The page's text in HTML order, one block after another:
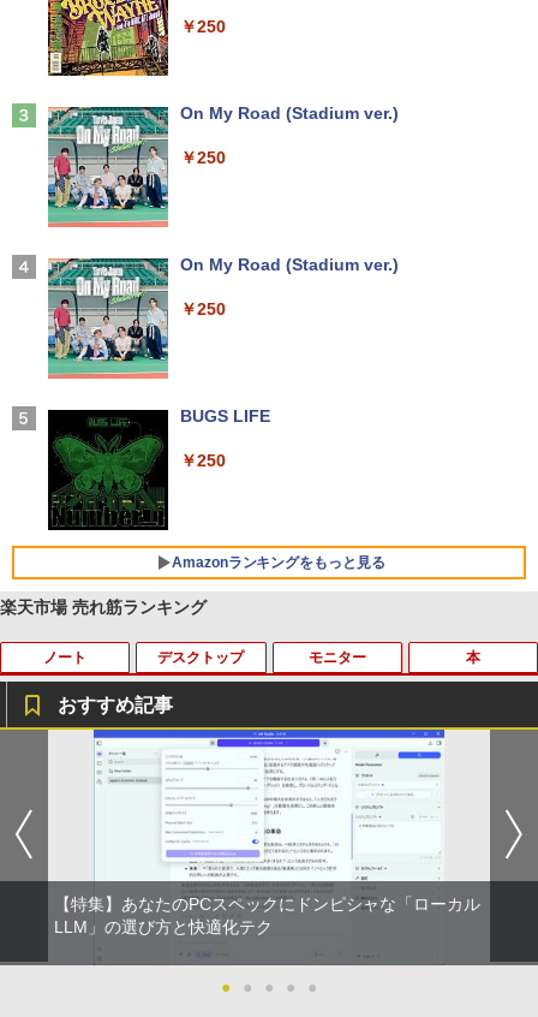
Anker Soundcore Liberty 5 ミッドナイトブ
【2026年アップグレード版】AOKIMI ワイヤ
軽量 ブルートゥースHi-Fi 最大36時間再生 ぶ
リング ANC 36時間再生
￥3,480
￥250
On My Road (Stadium ver.)
￥250
On My Road (Stadium ver.)
￥250
BUGS LIFE
￥250
Amazonランキングをもっと見る
by Amazon 天然水 ラベルレス 500ml ×24本
富士山の天然水 バナジウム含有 水 ミネラル
ットル (Smart Basic)
￥1,380
【Amazon.co.jp限定】 い・ろ・は・す 2L P
ET ラベルレス ×8本
￥1,112
by Amazon 天然水ラベルレス 2L×9本
薬屋のひとりごと 17巻 (デジタル版ビッグガ
ンガンコミックス)
￥770
異世界居酒屋「のぶ」(22) (角川コミックス・
エース)
￥832
ONE PIECE モノクロ版 115 (ジャンプコミッ
クスDIGITAL)
楽天市場 売れ筋ランキング
ノート
【★最大100%ポイント】【Windows X
P 搭載】大手メーカー おまかせ ノートパ
ソコン/Celeron Core2/メモリ:4GB/SSD:
128GB/15.6インチ 大画面/DVD/新品 マ
ウス 付き/中古ノートPC 中古ノートパソ
コン パソコン 中古パソコン
￥9,999
中古パソコン 東芝TOSHIBA B35 15.6型
デスクトップ
【中古】 富士通・NEC・HP・Dell・Len
ovoなど有名メーカーから特選 店長セレ
クト おまかせデスクトップPC デュアル
モニターセット WPS Office付き Windo
ws11-Pro メモリ8GB SSD256GB コアi5
(第8世代以降)搭載 DVDドライブ 22イン
チ以上液晶ディスプレイセット 中古パソ
コン
￥35,800
モニター
【期間限定P15倍+最大10%OFFクーポ
ン】 【3年保証】DELL デル E2020H 中
古 アウトレット 返品 送料無料 中古ディ
スプレイ 中古モニター ディスプレイ 液
晶 モニター 液晶モニター 液晶ディスプ
レイ 本体 パソコンモニター デュアル
￥5,500
フィリップス（ディスプレイ） 221S9A/
本
【本日限定★P最大29.5倍★お買い物マ
ラソン+SUP★要エントリー】【中古/送
料無料】13冊新品 ハンター協会公式ハン
ターズガイド付 全国送料無料! HUNTER
×HUNTER ＜1-39巻セット＞ / 冨樫義博 /
全巻 漫画全巻 全巻セット ハンターxハン
ター/ハンターハンター
￥18,590
おすすめ記事
【特集】あなたのPCスペックにドンピシャな「ローカル
LLM」の選び方と快適化テク
● ● ● ● ●